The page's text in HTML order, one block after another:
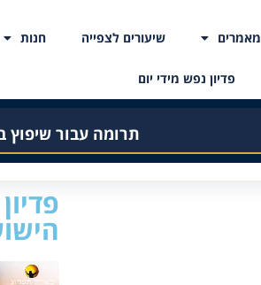
מאמרים שיעורים לצפייה חנות
פדיון נפש מידי יום
תרומה עבור